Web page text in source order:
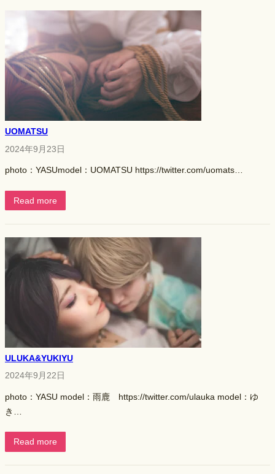
UOMATSU
2024年9月23日
photo：YASUmodel：UOMATSU https://twitter.com/uomats…
Read more
ULUKA&YUKIYU
2024年9月22日
photo：YASU model：雨鹿 https://twitter.com/ulauka model：ゆ
き…
Read more